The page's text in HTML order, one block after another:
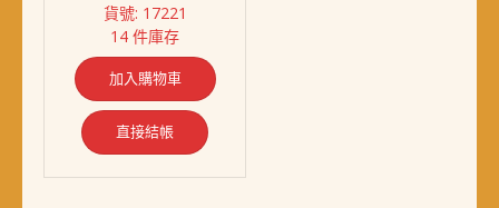
價
格：
NT$ 898。NT$ 828。
貨號: 17221
14 件庫存
加入購物車
直接結帳